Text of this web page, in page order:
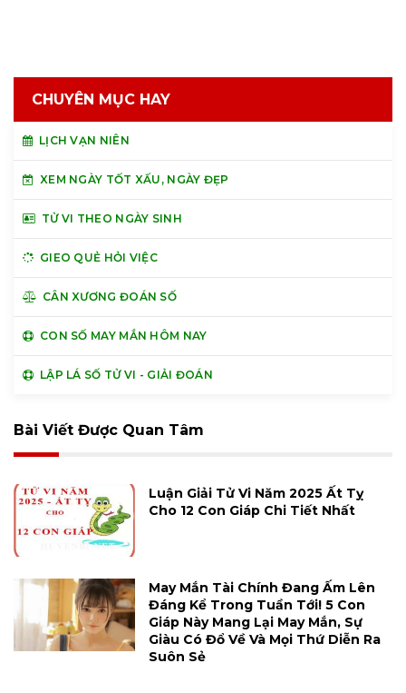
CHUYÊN MỤC HAY
LỊCH VẠN NIÊN
XEM NGÀY TỐT XẤU, NGÀY ĐẸP
TỬ VI THEO NGÀY SINH
GIEO QUẺ HỎI VIỆC
CÂN XƯƠNG ĐOÁN SỐ
CON SỐ MAY MẮN HÔM NAY
LẬP LÁ SỐ TỬ VI - GIẢI ĐOÁN
Bài Viết Được Quan Tâm
Luận Giải Tử Vi Năm 2025 Ất Tỵ
Cho 12 Con Giáp Chi Tiết Nhất
May Mắn Tài Chính Đang Ấm Lên
Đáng Kể Trong Tuần Tới! 5 Con
Giáp Này Mang Lại May Mắn, Sự
Giàu Có Đổ Về Và Mọi Thứ Diễn Ra
Suôn Sẻ